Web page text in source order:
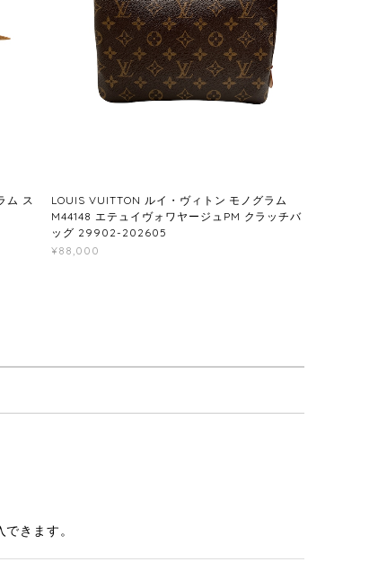
ム ス
LOUIS VUITTON ルイ・ヴィトン モノグラム
M44148 エテュイヴォワヤージュPM クラッチバ
ッグ 29902-202605
¥88,000
きます。